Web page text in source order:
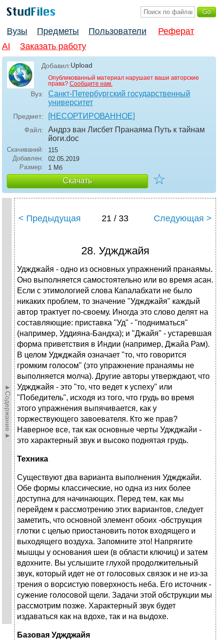
Вузы Предметы Пользователи
Реферат
AI
Заказать работу
Добавил:Upload
Опубликованный материал нарушает ваши авторские
права? Сообщите нам.
Вуз:
Санкт-Петербургский государственный
университет
Предмет: [НЕСОРТИРОВАННОЕ]
Файл:
Андрэ ван Лисбет Пранаяма Путь к тайнам
йоги.doc
Скачиваний:
115
Добавлен:
02.05.2019
Размер:
1 Мб
Скачать ☆
►Содержание►
< Предыдущая 21 / 33 Следующая >
28. Уджджайя
Уджджайя - одно из основных упражнений пранаямы.
Оно выполняется самостоятельно или во время асан.
Если с этимологией слова Капалабхати не было
никаких проблем, то значение "Уджджайя" каждый
автор трактует по-своему. Иногда это слово делят на
составляющие: приставка "Уд" - "подниматься"
(например, Уддияна-Бандха); и "Джайя" - устаревшая
форма приветствия в Индии (например, Джайа Рам).
В целом Уджджайя означает "то, что говорится
громким голосом" (это упражнение пранаямы не
выполняется молча). Другие авторы утверждают, что
Уджджайя - это "то, что ведет к успеху" или
"Победитель", исходя из того, что грудь во время
этого упражнения выпячивается, как у
торжествующего завоевателя. Кто же прав?
Наверное все, так как основные черты Уджджайи -
это характерный звук и высоко поднятая грудь.
Техника
Существуют два варианта выполнения Уджджайи.
Обе формы классические, но одна из них более
доступна для начинающих. Перед тем, как мы
перейдем к рассмотрению этих вариантов, следует
заметить, что основной элемент обоих -обструкция
глотки с целью приостановить поток входящего и
выходящего воздуха. Запомните это! Напрягите
мышцы у основания шеи (в области ключиц) и затем
вдохните. Вы услышите глухой продолжительный
звук, который идет не от голосовых связок и не из-за
трения о ворсистую поверхность неба. Его источник -
сужение голосовой щели. Задачи этой обструкции мы
рассмотрим позже. Характерный звук будет
издаваться как на вдохе, так и на выдохе.
Базовая Уджджайя